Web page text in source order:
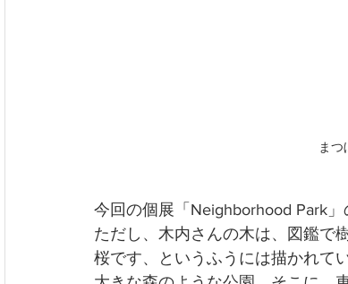
まつ
今回の個展「Neighborhood Park
ただし、木内さんの木は、図鑑で
桜です、というふうには描かれてい